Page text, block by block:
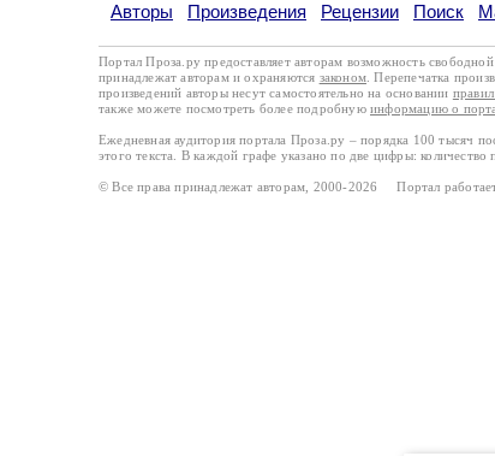
Авторы Произведения Рецензии Поиск
Портал Проза.ру предоставляет авторам возможность
принадлежат авторам и охраняются законом . Перепечатка
произведений авторы несут самостоятельно на основании
также можете посмотреть более подробную информацию о
Ежедневная аудитория портала Проза.ру – порядка 100 тысяч
этого текста. В каждой графе указано по две цифры: количество
© Все права принадлежат авторам, 2000-2026 Портал